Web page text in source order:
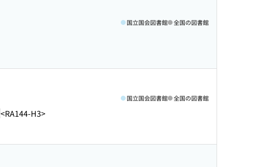
国立国会図書館 全国の図書館
<RA144-H3>
国立国会図書館 全国の図書館